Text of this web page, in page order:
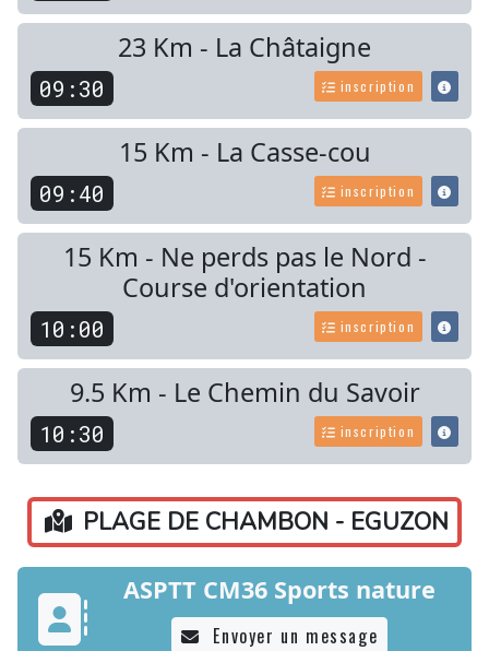
23 Km - La Châtaigne
09:30 inscription
15 Km - La Casse-cou
09:40 inscription
15 Km - Ne perds pas le Nord -
Course d'orientation
10:00 inscription
9.5 Km - Le Chemin du Savoir
10:30 inscription
PLAGE DE CHAMBON - EGUZON
ASPTT CM36 Sports nature
Envoyer un message